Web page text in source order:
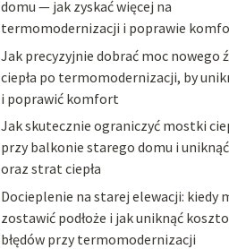
domu — jak zyskać więcej na
termomodernizacji i poprawie
Jak precyzyjnie dobrać moc nowego
ciepła po termomodernizacji, by
i poprawić komfort
Jak skutecznie ograniczyć mostki
przy balkonie starego domu i
oraz strat ciepła
Docieplenie na starej elewacji: kiedy
zostawić podłoże i jak uniknąć
błędów przy termomodernizacji